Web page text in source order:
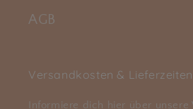
AGB
Versandkosten & Lieferzeiten
Informiere dich hier über unsere